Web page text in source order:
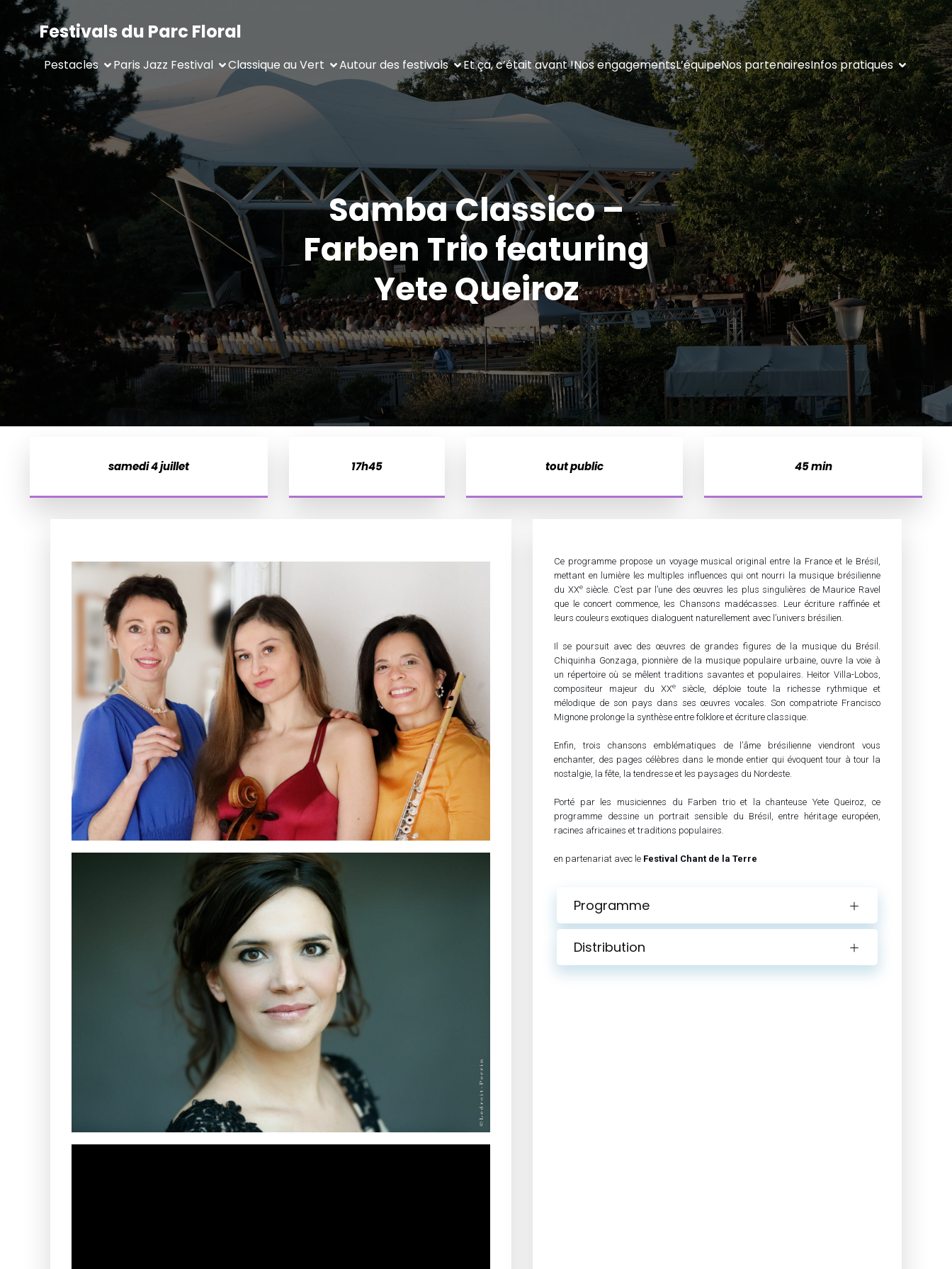
Festivals du Parc Floral
Pestacles Paris Jazz Festival Classique au Vert Autour des festivals Et ça, c’était avant !Nos engagementsL’équipeNos partenairesInfos pratiques
Samba Classico –
Farben Trio featuring
Yete Queiroz
samedi 4 juillet 17h45 tout public 45 min
Ce programme propose un voyage musical original entre la France et le Brésil,
mettant en lumière les multiples influences qui ont nourri la musique brésilienne
du XXesiècle. C’est par l’une des œuvres les plus singulières de Maurice Ravel
que le concert commence, les Chansons madécasses. Leur écriture raffinée et
leurs couleurs exotiques dialoguent naturellement avec l’univers brésilien.
Il se poursuit avec des œuvres de grandes figures de la musique du Brésil.
Chiquinha Gonzaga, pionnière de la musique populaire urbaine, ouvre la voie à
un répertoire où se mêlent traditions savantes et populaires. Heitor Villa-Lobos,
compositeur majeur du XXe
siècle, déploie toute la richesse rythmique et
mélodique de son pays dans ses œuvres vocales. Son compatriote Francisco
Mignone prolonge la synthèse entre folklore et écriture classique.
Enfin, trois chansons emblématiques de l’âme brésilienne viendront vous
enchanter, des pages célèbres dans le monde entier qui évoquent tour à tour la
nostalgie, la fête, la tendresse et les paysages du Nordeste.
Porté par les musiciennes du Farben trio et la chanteuse Yete Queiroz, ce
programme dessine un portrait sensible du Brésil, entre héritage européen,
racines africaines et traditions populaires.
en partenariat avec le Festival Chant de la Terre
Programme
Distribution